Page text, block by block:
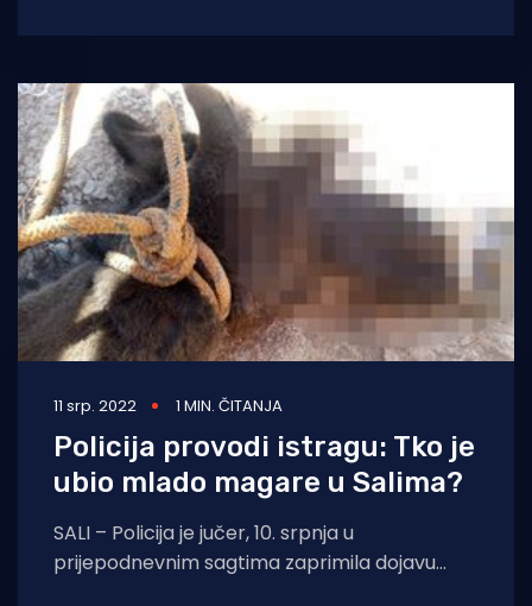
11 srp. 2022 1 MIN. ČITANJA
Policija provodi istragu: Tko je
ubio mlado magare u Salima?
SALI – Policija je jučer, 10. srpnja u
prijepodnevnim sagtima zaprimila dojavu